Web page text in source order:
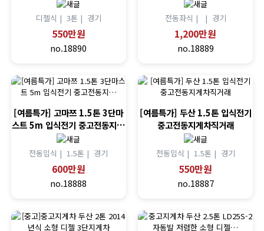
디젤식 | 3톤 | 경기
550만원
no.18890
전동좌식 | | 경기
1,200만원
no.18889
[여름특가] 고마쯔 1.5톤 3단마
스트 5m 입식전기 중고전동지…
전동입식 |1.5톤 | 경기
600만원
no.18888
[여름특가] 두산 1.5톤 입식전기
중고전동지게차직거래
전동입식 | 1.5톤 | 경기
550만원
no.18887